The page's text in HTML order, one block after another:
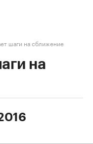
шаги на сближение
на